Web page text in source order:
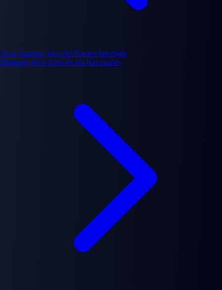
Arco Anterior Arco del Torneo Interhigh
Siguiente Arco Arco de los Nacionales